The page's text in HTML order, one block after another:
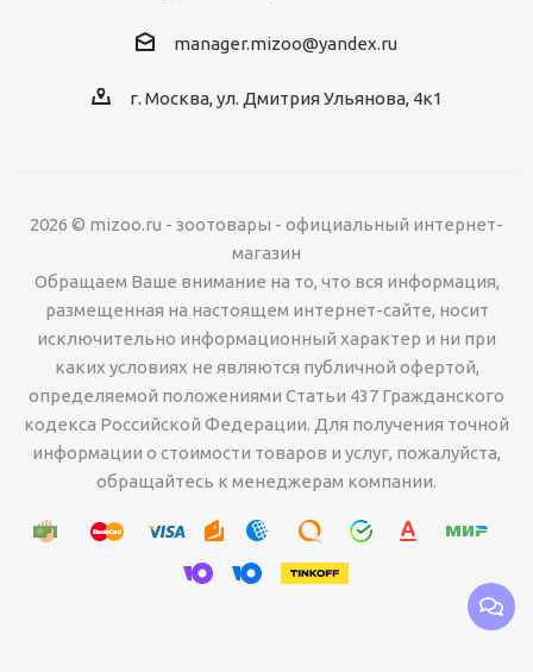
manager.mizoo@yandex.ru
г. Москва, ул. Дмитрия Ульянова, 4к1
2026 © mizoo.ru - зоотовары - официальный интернет-
магазин
Обращаем Ваше внимание на то, что вся информация,
размещенная на настоящем интернет-сайте, носит
исключительно информационный характер и ни при
каких условиях не являются публичной офертой,
определяемой положениями Статьи 437 Гражданского
кодекса Российской Федерации. Для получения точной
информации о стоимости товаров и услуг, пожалуйста,
обращайтесь к менеджерам компании.